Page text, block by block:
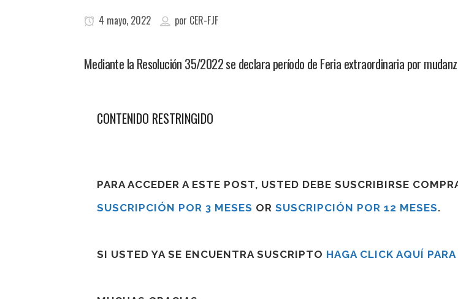
4 mayo, 2022 por CER-FJF
Mediante la Resolución 35/2022 se declara período de Feria extraordinaria por
CONTENIDO RESTRINGIDO
PARA ACCEDER A ESTE POST, USTED DEBE SUSCRIBIRSE
SUSCRIPCIÓN POR 3 MESES OR SUSCRIPCIÓN POR 12 MESES.
SI USTED YA SE ENCUENTRA SUSCRIPTO HAGA CLICK AQUÍ